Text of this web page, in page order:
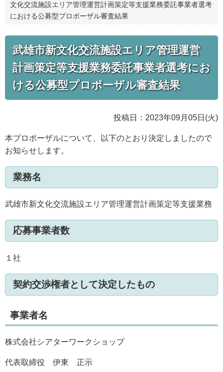
文化交流施設エリア管理運営計画策定等支援業務委託事業者選考
における公募型プロポーザル審査結果
武雄市新文化交流施設エリア管理運営
計画策定等支援業務委託事業者選考にお
ける公募型プロポーザル審査結果
投稿日：2023年09月05日(火)
本プロポーザルについて、以下のとおり決定しましたので
お知らせします。
業務名
武雄市新文化交流施設エリア管理運営計画策定等支援業務
応募事業者数
１社
契約交渉権者として決定したもの
事業者名
株式会社シアターワークショップ
代表取締役 伊東 正示